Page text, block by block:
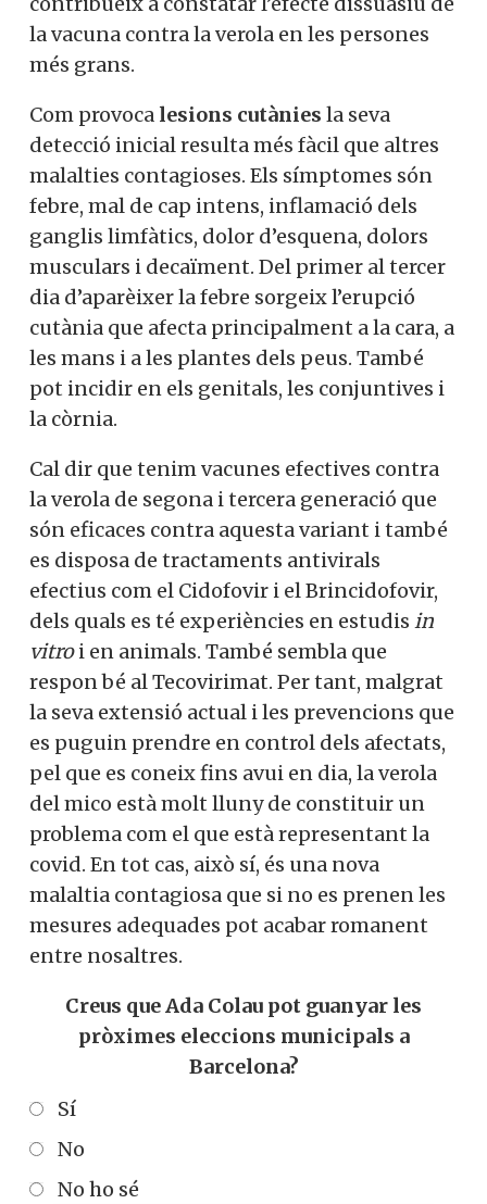
la vacuna contra la verola en les persones
més grans.
Com provoca lesions cutànies la seva
detecció inicial resulta més fàcil que altres
malalties contagioses. Els símptomes són
febre, mal de cap intens, inflamació dels
ganglis limfàtics, dolor d’esquena, dolors
musculars i decaïment. Del primer al tercer
dia d’aparèixer la febre sorgeix l’erupció
cutània que afecta principalment a la cara, a
les mans i a les plantes dels peus. També
pot incidir en els genitals, les conjuntives i
la còrnia.
Cal dir que tenim vacunes efectives contra
la verola de segona i tercera generació que
són eficaces contra aquesta variant i també
es disposa de tractaments antivirals
efectius com el Cidofovir i el Brincidofovir,
dels quals es té experiències en estudis in
vitroi en animals. També sembla que
respon bé al Tecovirimat. Per tant, malgrat
la seva extensió actual i les prevencions que
es puguin prendre en control dels afectats,
pel que es coneix fins avui en dia, la verola
del mico està molt lluny de constituir un
problema com el que està representant la
covid. En tot cas, això sí, és una nova
malaltia contagiosa que si no es prenen les
mesures adequades pot acabar romanent
entre nosaltres.
Creus que Ada Colau pot guanyar les
pròximes eleccions municipals a
Barcelona?
Sí
No
No ho sé